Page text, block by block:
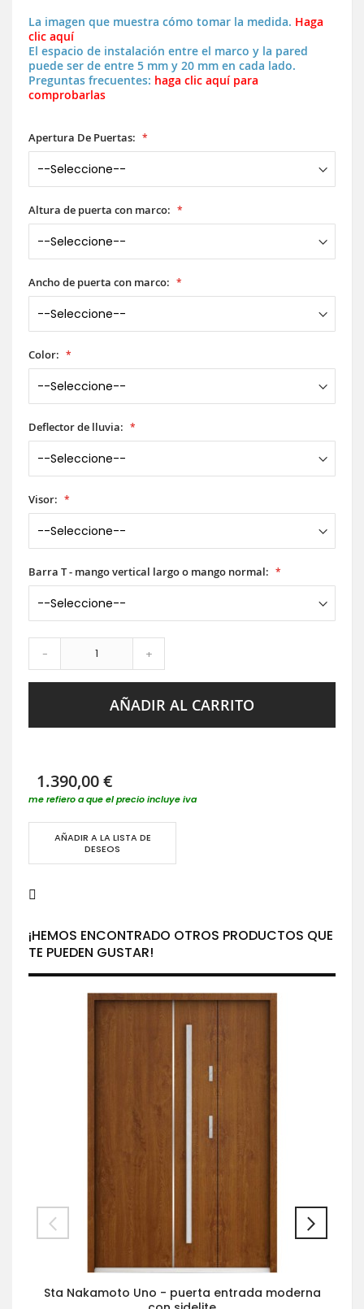
La imagen que muestra cómo tomar la medida. Haga
clic aquí
El espacio de instalación entre el marco y la pared
puede ser de entre 5 mm y 20 mm en cada lado.
Preguntas frecuentes: haga clic aquí para
comprobarlas
Apertura De Puertas:
Altura de puerta con marco:
Ancho de puerta con marco:
Color:
Deflector de lluvia:
Visor:
Barra T - mango vertical largo o mango normal:
- +
AÑADIR AL CARRITO
1.390,00 €
me refiero a que el precio incluye iva
AÑADIR A LA LISTA DE
DESEOS
¡HEMOS ENCONTRADO OTROS PRODUCTOS QUE
TE PUEDEN GUSTAR!
Sta Nakamoto Uno - puerta entrada moderna